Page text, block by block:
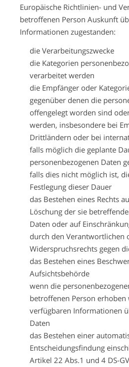
Europäische Richtlinien- und
betroffenen Person Auskunft
Informationen zugestanden:
die Verarbeitungszwecke
die Kategorien
verarbeitet werden
die Empfänger oder
gegenüber denen die
offengelegt worden sind
werden, insbesondere bei
Drittländern oder bei
falls möglich die geplante
personenbezogenen Daten
falls dies nicht möglich ist,
Festlegung dieser Dauer
das Bestehen eines Rechts
Löschung der sie
Daten oder auf
durch den Verantwortlichen
Widerspruchsrechts gegen
das Bestehen eines
Aufsichtsbehörde
wenn die
betroffenen Person erhoben
verfügbaren Informationen
Daten
das Bestehen einer
Entscheidungsfindung
Artikel 22 Abs.1 und 4 DS-